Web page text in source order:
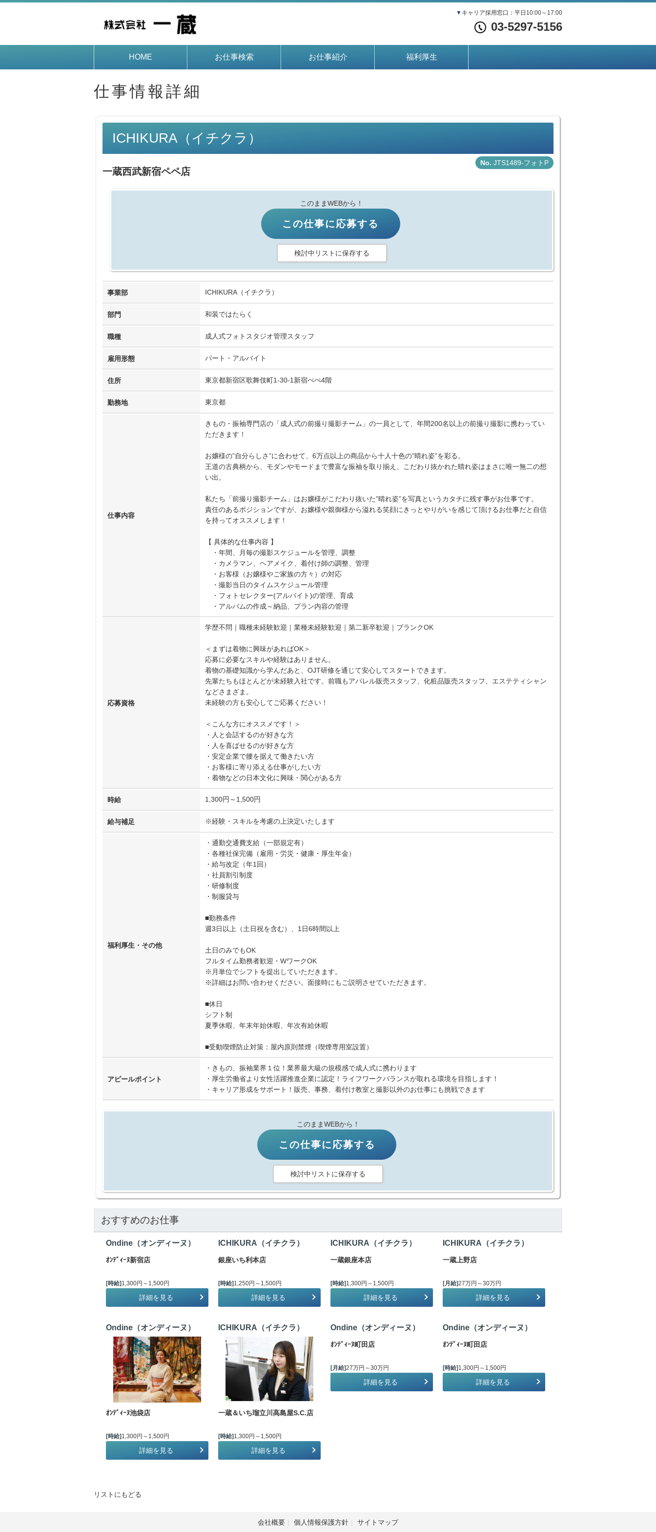
▼ キャリア採用窓口：平日10:00～17:00
03-5297-5156
HOME お仕事検索 お仕事紹介 福利厚生
仕事情報詳細
ICHIKURA（イチクラ）
JTS1489-フォトP
一蔵西武新宿ペペ店
このままWEBから！
この仕事に応募する
検討中リストに保存する
事業部 ICHIKURA（イチクラ）
部門 和装ではたらく
職種 成人式フォトスタジオ管理スタッフ
雇用形態 パート・アルバイト
住所 東京都新宿区歌舞伎町1-30-1新宿ぺぺ4階
勤務地 東京都
仕事内容
きもの・振袖専門店の「成人式の前撮り撮影チーム」の一員として、年間200名以上の前撮り撮影に携わってい
ただきます！
お嬢様の”自分らしさ”に合わせて、6万点以上の商品から十人十色の”晴れ姿”を彩る。
王道の古典柄から、モダンやモードまで豊富な振袖を取り揃え、こだわり抜かれた晴れ姿はまさに唯一無二の想
い出。
私たち「前撮り撮影チーム」はお嬢様がこだわり抜いた”晴れ姿”を写真というカタチに残す事がお仕事です。
責任のあるポジションですが、お嬢様や親御様から溢れる笑顔にきっとやりがいを感じて頂けるお仕事だと自信
を持ってオススメします！
【 具体的な仕事内容 】
・年間、月毎の撮影スケジュールを管理、調整
・カメラマン、ヘアメイク、着付け師の調整、管理
・お客様（お嬢様やご家族の方々）の対応
・撮影当日のタイムスケジュール管理
・フォトセレクター(アルバイト)の管理、育成
・アルバムの作成～納品、プラン内容の管理
応募資格
学歴不問｜職種未経験歓迎｜業種未経験歓迎｜第二新卒歓迎｜ブランクOK
＜まずは着物に興味があればOK＞
応募に必要なスキルや経験はありません。
着物の基礎知識から学んだあと、OJT研修を通じて安心してスタートできます。
先輩たちもほとんどが未経験入社です。前職もアパレル販売スタッフ、化粧品販売スタッフ、エステティシャン
などさまざま。
未経験の方も安心してご応募ください！
＜こんな方にオススメです！＞
・人と会話するのが好きな方
・人を喜ばせるのが好きな方
・安定企業で腰を据えて働きたい方
・お客様に寄り添える仕事がしたい方
・着物などの日本文化に興味・関心がある方
時給 1,300円～1,500円
給与補足 ※経験・スキルを考慮の上決定いたします
福利厚生・その他
・通勤交通費支給（一部規定有）
・各種社保完備（雇用・労災・健康・厚生年金）
・給与改定（年1回）
・社員割引制度
・研修制度
・制服貸与
■勤務条件
週3日以上（土日祝を含む）、1日6時間以上
土日のみでもOK
フルタイム勤務者歓迎・WワークOK
※月単位でシフトを提出していただきます。
※詳細はお問い合わせください。面接時にもご説明させていただきます。
■休日
シフト制
夏季休暇、年末年始休暇、年次有給休暇
■受動喫煙防止対策：屋内原則禁煙（喫煙専用室設置）
アピールポイント
・きもの、振袖業界１位！業界最大級の規模感で成人式に携わります
・厚生労働省より女性活躍推進企業に認定！ライフワークバランスが取れる環境を目指します！
・キャリア形成をサポート！販売、事務、着付け教室と撮影以外のお仕事にも挑戦できます
このままWEBから！
この仕事に応募する
検討中リストに保存する
おすすめのお仕事
Ondine（オンディーヌ）
ｵﾝﾃﾞｨｰﾇ新宿店
[時給] 1,300円～1,500円
詳細を見る
ICHIKURA（イチクラ）
銀座いち利本店
[時給] 1,250円～1,500円
詳細を見る
ICHIKURA（イチクラ）
一蔵銀座本店
[時給] 1,300円～1,500円
詳細を見る
ICHIKURA（イチクラ）
一蔵上野店
[月給]27万円～30万円
詳細を見る
Ondine（オンディーヌ）
ｵﾝﾃﾞｨｰﾇ池袋店
[時給] 1,300円～1,500円
詳細を見る
ICHIKURA（イチクラ）
一蔵＆いち瑠立川高島屋S.C.店
[時給] 1,300円～1,500円
詳細を見る
Ondine（オンディーヌ）
ｵﾝﾃﾞｨｰﾇ町田店
[月給]27万円～30万円
詳細を見る
Ondine（オンディーヌ）
ｵﾝﾃﾞｨｰﾇ町田店
[時給] 1,300円～1,500円
詳細を見る
リストにもどる
会社概要 個人情報保護方針 サイトマップ